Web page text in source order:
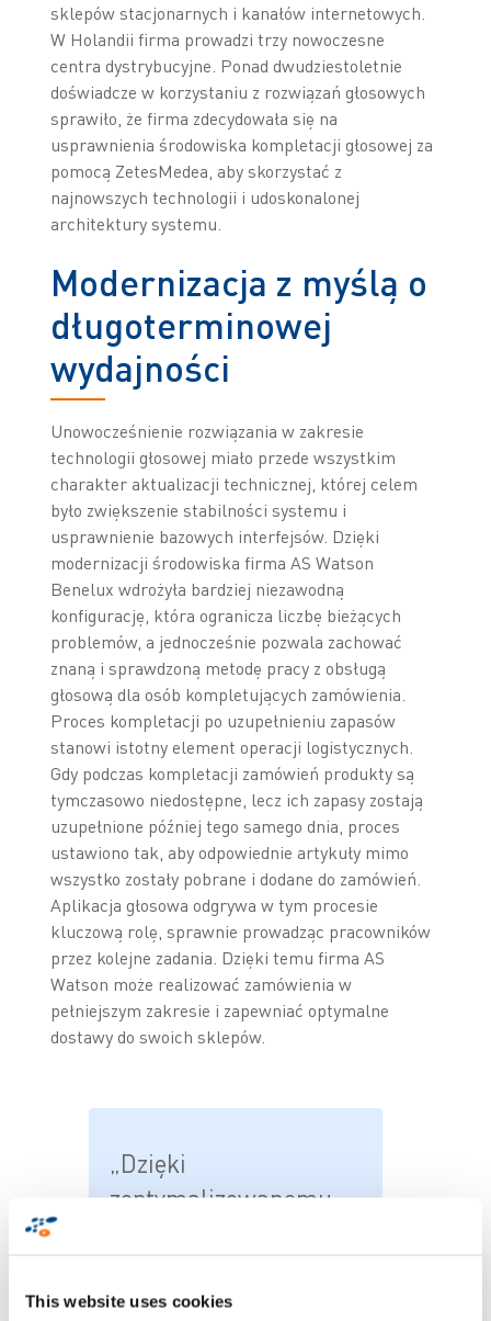
This website uses cookies
sklepów stacjonarnych i kanałów internetowych.
W Holandii firma prowadzi trzy nowoczesne
centra dystrybucyjne. Ponad dwudziestoletnie
doświadcze w korzystaniu z rozwiązań głosowych
sprawiło, że firma zdecydowała się na
usprawnienia środowiska kompletacji głosowej za
pomocą ZetesMedea, aby skorzystać z
najnowszych technologii i udoskonalonej
architektury systemu.
Modernizacja z myślą o
długoterminowej
wydajności
Unowocześnienie rozwiązania w zakresie
technologii głosowej miało przede wszystkim
charakter aktualizacji technicznej, której celem
było zwiększenie stabilności systemu i
usprawnienie bazowych interfejsów. Dzięki
modernizacji środowiska firma AS Watson
Benelux wdrożyła bardziej niezawodną
konfigurację, która ogranicza liczbę bieżących
problemów, a jednocześnie pozwala zachować
znaną i sprawdzoną metodę pracy z obsługą
głosową dla osób kompletujących zamówienia.
Proces kompletacji po uzupełnieniu zapasów
stanowi istotny element operacji logistycznych.
Gdy podczas kompletacji zamówień produkty są
tymczasowo niedostępne, lecz ich zapasy zostają
uzupełnione później tego samego dnia, proces
ustawiono tak, aby odpowiednie artykuły mimo
wszystko zostały pobrane i dodane do zamówień.
Aplikacja głosowa odgrywa w tym procesie
kluczową rolę, sprawnie prowadząc pracowników
przez kolejne zadania. Dzięki temu firma AS
Watson może realizować zamówienia w
pełniejszym zakresie i zapewniać optymalne
dostawy do swoich sklepów.
„Dzięki
zoptymalizowanemu
wybierania głosowego,